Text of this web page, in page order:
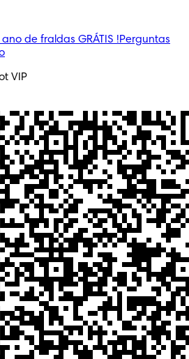
ano de fraldas GRÁTIS !Perguntas
VIP